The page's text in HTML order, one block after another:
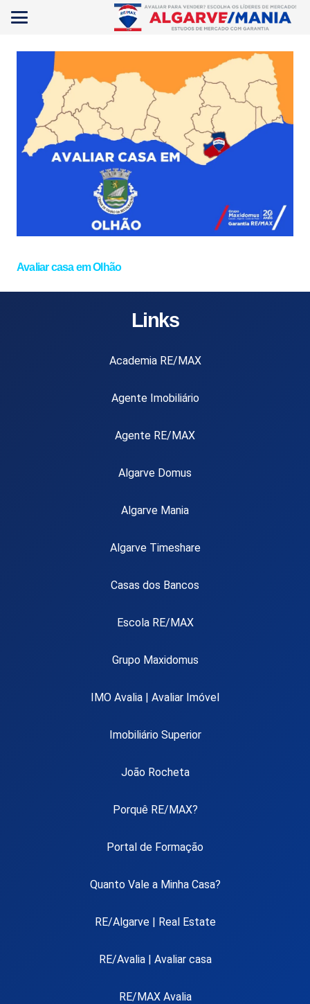
Avaliar casa em Olhão
Links
Academia RE/MAX
Agente Imobiliário
Agente RE/MAX
Algarve Domus
Algarve Mania
Algarve Timeshare
Casas dos Bancos
Escola RE/MAX
Grupo Maxidomus
IMO Avalia | Avaliar Imóvel
Imobiliário Superior
João Rocheta
Porquê RE/MAX?
Portal de Formação
Quanto Vale a Minha Casa?
RE/Algarve | Real Estate
RE/Avalia | Avaliar casa
RE/MAX Avalia